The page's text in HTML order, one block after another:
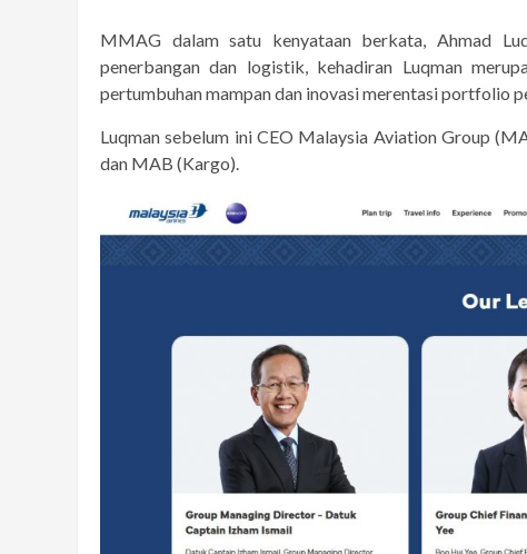
MMAG dalam satu kenyataan berkata, Ahmad
penerbangan dan logistik, kehadiran Luqman
pertumbuhan mampan dan inovasi merentasi portfolio
Luqman sebelum ini CEO Malaysia Aviation Group
dan MAB (Kargo).